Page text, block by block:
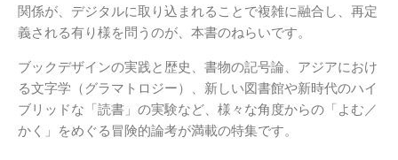
関係が、デジタルに取り込まれることで複雑に融合し、再定
義される有り様を問うのが、本書のねらいです。
ブックデザインの実践と歴史、書物の記号論、アジアにおけ
る文字学（グラマトロジー）、新しい図書館や新時代のハイ
ブリッドな「読書」の実験など、様々な角度からの「よむ／
かく」をめぐる冒険的論考が満載の特集です。